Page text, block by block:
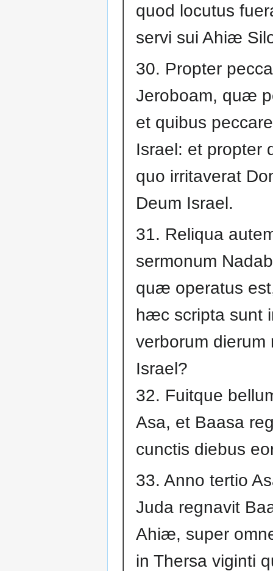
quod locutus
servi sui Ahiæ
30. Propter
Jeroboam, quæ
et quibus
Israel: et propter
quo irritaverat
Deum Israel.
31. Reliqua
sermonum
quæ operatus
hæc scripta sunt
verborum dierum
Israel?
32. Fuitque
Asa, et Baasa
cunctis diebus
33. Anno tertio
Juda regnavit
Ahiæ, super
in Thersa viginti